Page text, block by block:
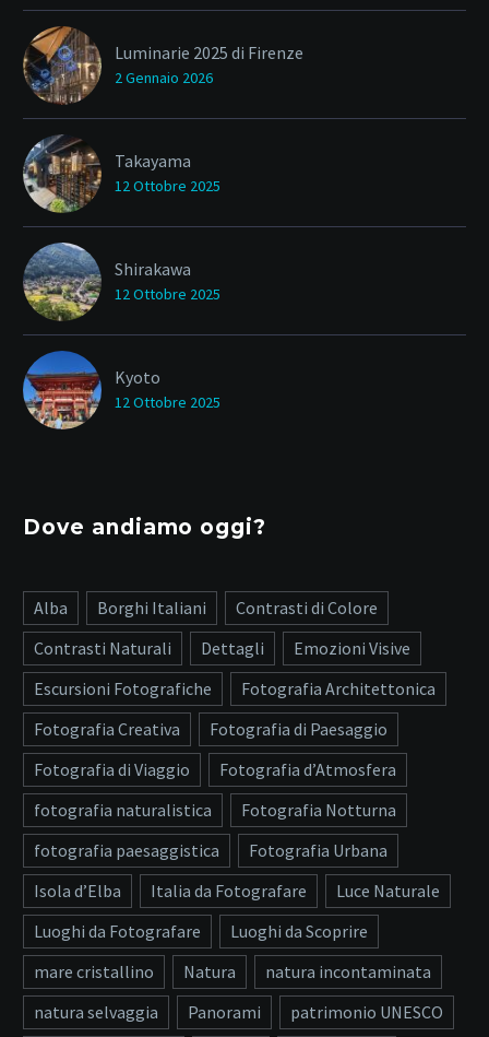
Luminarie 2025 di Firenze
2 Gennaio 2026
Takayama
12 Ottobre 2025
Shirakawa
12 Ottobre 2025
Kyoto
12 Ottobre 2025
Dove andiamo oggi?
Alba Borghi Italiani
Contrasti di Colore
Contrasti Naturali
Dettagli
Emozioni Visive
Escursioni Fotografiche
Fotografia Architettonica
Fotografia Creativa
Fotografia di Paesaggio
Fotografia di Viaggio
Fotografia d’Atmosfera
fotografia naturalistica
Fotografia Notturna
fotografia paesaggistica
Fotografia Urbana
Isola d’Elba
Italia da Fotografare
Luce Naturale
Luoghi da Fotografare
Luoghi da Scoprire
mare cristallino
Natura
natura incontaminata
natura selvaggia
Panorami
patrimonio UNESCO